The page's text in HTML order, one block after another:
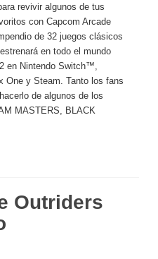
revivir algunos de tus
con Capcom Arcade
de 32 juegos clásicos
en todo el mundo
en Nintendo Switch™,
One y Steam. Tanto los fans
de algunos de los
MASTERS, BLACK
Outriders